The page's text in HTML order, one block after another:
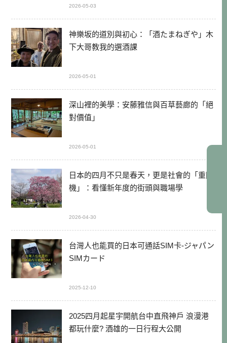
2026-05-03
神樂坂的道別與初心：「酒たまねぎや」木
下大哥教我的選酒課
2026-05-01
深山裡的美學：安藤雅信與百草藝廊的「絕
對價值」
2026-05-01
日本的四月不只是春天，更是社會的「重開
機」：看懂新年度的街頭與職場學
2026-04-30
台灣人也能買的日本可通話SIM卡-ジャパン
SIMカード
2025-12-10
2025四月起星宇開航台中直飛神戶 浪漫港
都玩什麼? 酒雄的一日行程大公開